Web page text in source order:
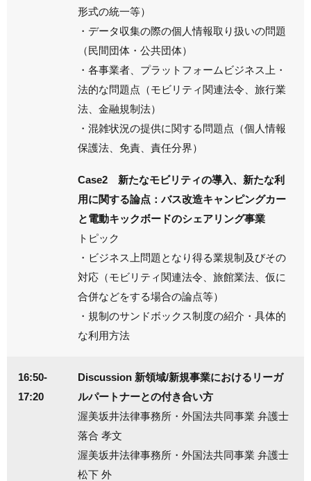
形式の統一等）
・データ収集の際の個人情報取り扱いの問題
（民間団体・公共団体）
・各事業者、プラットフォームビジネス上・
法的な問題点（モビリティ関連法令、旅行業
法、金融規制法）
・混雑状況の提供に関する問題点（個人情報
保護法、免責、責任分界）
Case2 新たなモビリティの導入、新たな利
用に関する論点：バス改造キャンピングカー
と電動キックボードのシェアリング事業
トピック
・ビジネス上問題となり得る業規制及びその
対応（モビリティ関連法令、旅館業法、仮に
合併などをする場合の論点等）
・規制のサンドボックス制度の紹介・具体的
な利用方法
16:50-
17:20
Discussion 新領域/新規事業におけるリーガ
ルパートナーとの付き合い方
渥美坂井法律事務所・外国法共同事業 弁護士
落合 孝文
渥美坂井法律事務所・外国法共同事業 弁護士
松下 外